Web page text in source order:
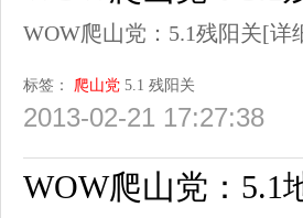
WOW爬山党：5.1残阳关[详
标签： 爬山党 5.1 残阳关
2013-02-21 17:27:38
WOW爬山党：5.1